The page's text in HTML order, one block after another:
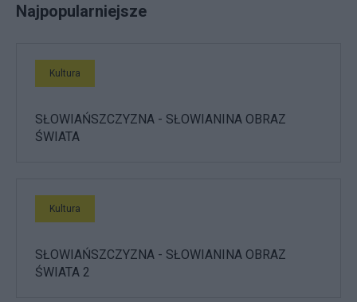
Najpopularniejsze
Kultura
SŁOWIAŃSZCZYZNA - SŁOWIANINA OBRAZ
ŚWIATA
Kultura
SŁOWIAŃSZCZYZNA - SŁOWIANINA OBRAZ
ŚWIATA 2